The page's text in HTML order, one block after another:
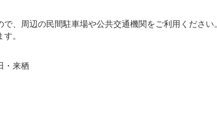
、周辺の民間駐車場や公共交通機関をご利用ください。
。
・来栖